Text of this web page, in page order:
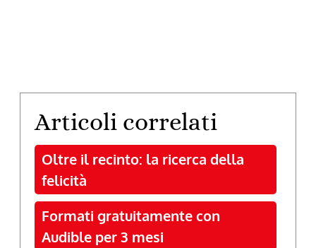
Articoli correlati
Oltre il recinto: la ricerca della
felicità
Formati gratuitamente con
Audible per 3 mesi